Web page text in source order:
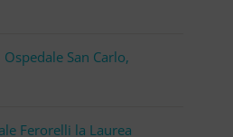
San Carlo,
Ferorelli la Laurea